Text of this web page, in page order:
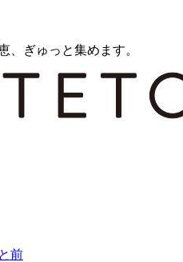
、ぎゅっと集めます。
前